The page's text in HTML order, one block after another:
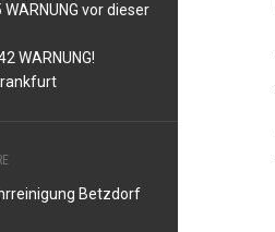
vor dieser
WARNUNG!
Betzdorf